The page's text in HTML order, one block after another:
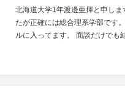
北海道大学1年渡邊亜揮と申し
たが正確には総合理系学部です
ルに入ってます。 面談だけでも